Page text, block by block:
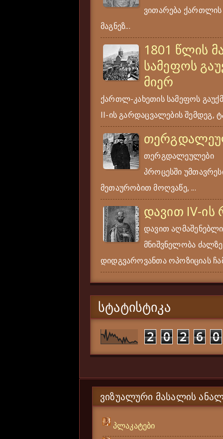
ვითარება ქართლის
მაგნეზ...
1801 წლის
სამეფოს
მიერ
ქართლ-კახეთის სამეფოს
II-ის გარდაცვალების შემდეგ,
თერგდალეულები
პროცესში
მეთაურობით მოღვაწე, ...
დავით IV-
დავით
მნიშვნელობა
დიდგვაროვანთა ოპოზიციას
ᲡᲢᲐᲢᲘᲡᲢᲘᲙᲐ
2 0 2 6 0
ᲕᲘᲖᲣᲐᲚᲣᲠᲘ ᲛᲐᲡᲐᲚᲘᲡ
პლაკატები